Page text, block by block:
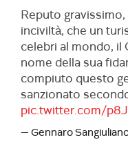
Reputo
inciviltà, che un
celebri al mondo, il
nome della sua
compiuto questo
sanzionato
pic.twitter.com/
— Gennaro